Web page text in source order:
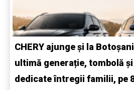
CHERY ajunge și la
ultimă generație, tombolă
dedicate întregii familii, pe